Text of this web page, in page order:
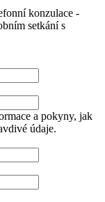
konzulace -
setkání s
a pokyny, jak
údaje.